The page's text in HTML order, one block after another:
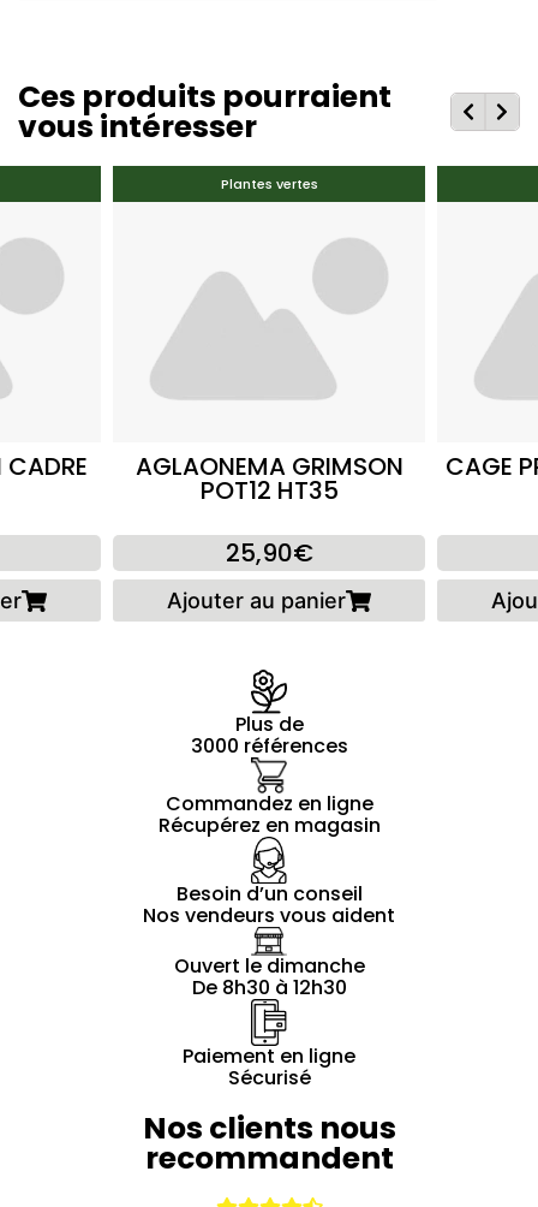
Ces produits pourraient
vous intéresser
Plantes vertes
AGLAONEMA GRIMSON
POT12 HT35
25,90€
Ajouter au panier
CAGE
Plus de
3000 références
Commandez en ligne
Récupérez en magasin
Besoin d’un conseil
Nos vendeurs vous aident
Ouvert le dimanche
De 8h30 à 12h30
Paiement en ligne
Sécurisé
Nos clients nous
recommandent